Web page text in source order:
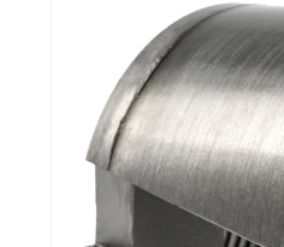
Produktinformationen